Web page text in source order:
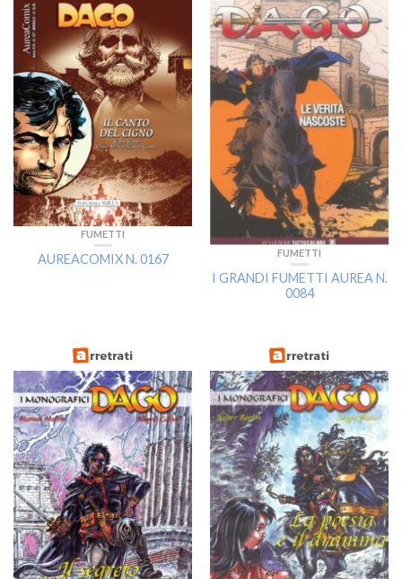
FUMETTI
AUREACOMIX N. 0167 FUMETTI
I GRANDI FUMETTI AUREA N.
0084